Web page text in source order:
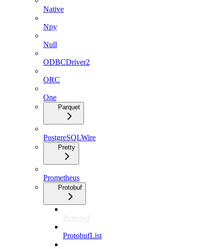
Native
Npy
Null
ODBCDriver2
ORC
One
Parquet
PostgreSQLWire
Pretty
Prometheus
Protobuf
Protobuf
ProtobufList